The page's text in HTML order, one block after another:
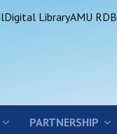
Digital LibraryAMU RDB
PARTNERSHIP